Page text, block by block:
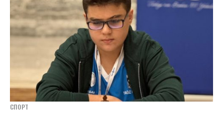
СПОРТ